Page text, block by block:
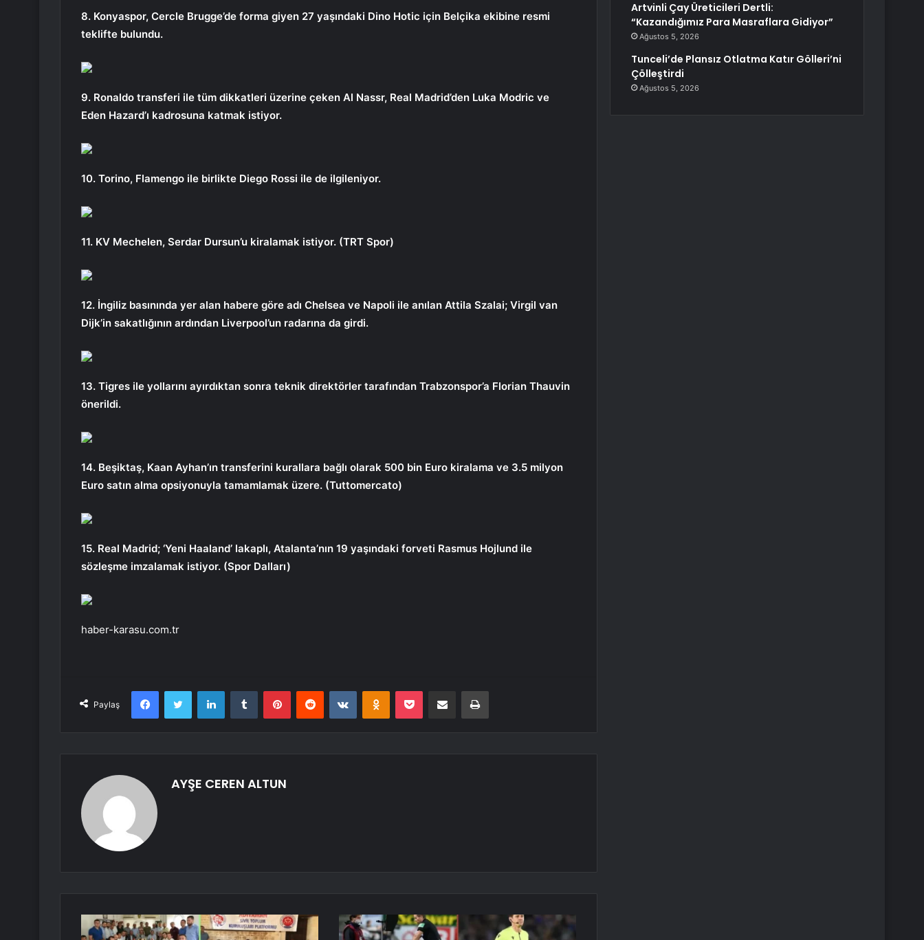
8. Konyaspor, Cercle Brugge’de forma giyen 27 yaşındaki Dino Hotic için Belçika ekibine resmi
teklifte bulundu.
9. Ronaldo transferi ile tüm dikkatleri üzerine çeken Al Nassr, Real Madrid’den Luka Modric ve
Eden Hazard’ı kadrosuna katmak istiyor.
10. Torino, Flamengo ile birlikte Diego Rossi ile de ilgileniyor.
11. KV Mechelen, Serdar Dursun’u kiralamak istiyor. (TRT Spor)
12. İngiliz basınında yer alan habere göre adı Chelsea ve Napoli ile anılan Attila Szalai; Virgil van
Dijk’in sakatlığının ardından Liverpool’un radarına da girdi.
13. Tigres ile yollarını ayırdıktan sonra teknik direktörler tarafından Trabzonspor’a Florian Thauvin
önerildi.
14. Beşiktaş, Kaan Ayhan’ın transferini kurallara bağlı olarak 500 bin Euro kiralama ve 3.5 milyon
Euro satın alma opsiyonuyla tamamlamak üzere. (Tuttomercato)
15. Real Madrid; ‘Yeni Haaland’ lakaplı, Atalanta’nın 19 yaşındaki forveti Rasmus Hojlund ile
sözleşme imzalamak istiyor. (Spor Dalları)
haber-karasu.com.tr
Paylaş
FacebookTwitter LinkedInTumblr PinterestReddit VKontakteOdnoklassniki
Pocket E-Posta ile paylaş Yazdır
AYŞE CEREN ALTUN
Artvinli Çay Üreticileri Dertli:
“Kazandığımız Para Masraflara Gidiyor”
Ağustos 5, 2026
Tunceli’de Plansız Otlatma Katır Gölleri’ni
Çölleştirdi
Ağustos 5, 2026